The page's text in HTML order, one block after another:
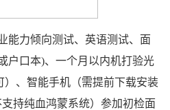
能力倾向测试、英语测试、面
户口本)、一个月以内机打验光
、智能手机（需提前下载安装
支持纯血鸿蒙系统）参加初检面